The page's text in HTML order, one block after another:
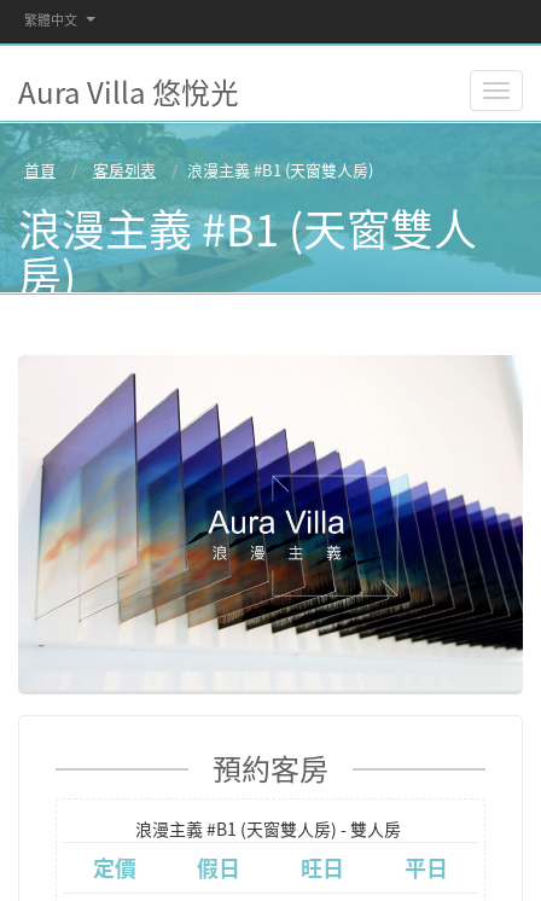
繁體中文
Aura Villa 悠悅光
首頁 客房列表 浪漫主義 #B1 (天窗雙人房)
浪漫主義 #B1 (天窗雙人
房)
預約客房
浪漫主義 #B1 (天窗雙人房) - 雙人房
定價 假日 旺日
平日